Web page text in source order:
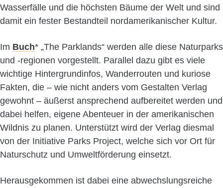
Wasserfälle und die höchsten Bäume der Welt und sind
damit ein fester Bestandteil nordamerikanischer Kultur.
Im Buch* „The Parklands“ werden alle diese Naturparks
und -regionen vorgestellt. Parallel dazu gibt es viele
wichtige Hintergrundinfos, Wanderrouten und kuriose
Fakten, die – wie nicht anders vom Gestalten Verlag
gewohnt – äußerst ansprechend aufbereitet werden und
dabei helfen, eigene Abenteuer in der amerikanischen
Wildnis zu planen. Unterstützt wird der Verlag diesmal
von der Initiative Parks Project, welche sich vor Ort für
Naturschutz und Umweltförderung einsetzt.
Herausgekommen ist dabei eine abwechslungsreiche